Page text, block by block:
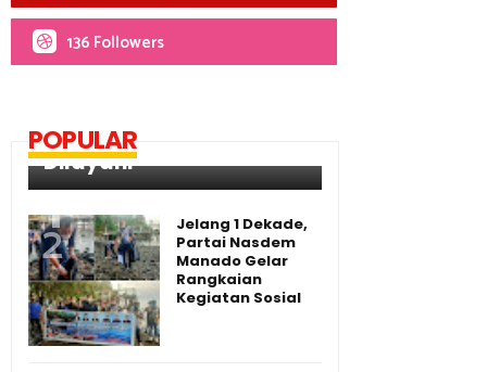
136 Followers
POPULAR
Arogan dan Kasar
Hamil Syok Serta Tidak
Dilayani
Jelang 1 Dekade,
Partai Nasdem
Manado Gelar
Rangkaian
Kegiatan Sosial